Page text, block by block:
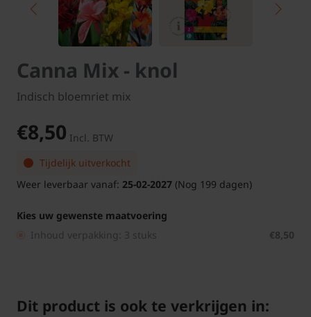
Canna Mix - knol
Indisch bloemriet mix
€8,50 Incl. BTW
Tijdelijk uitverkocht
Weer leverbaar vanaf: 25-02-2027 (Nog 199 dagen)
Kies uw gewenste maatvoering
Inhoud verpakking: 3 stuks
€8,50
Dit product is ook te verkrijgen in: